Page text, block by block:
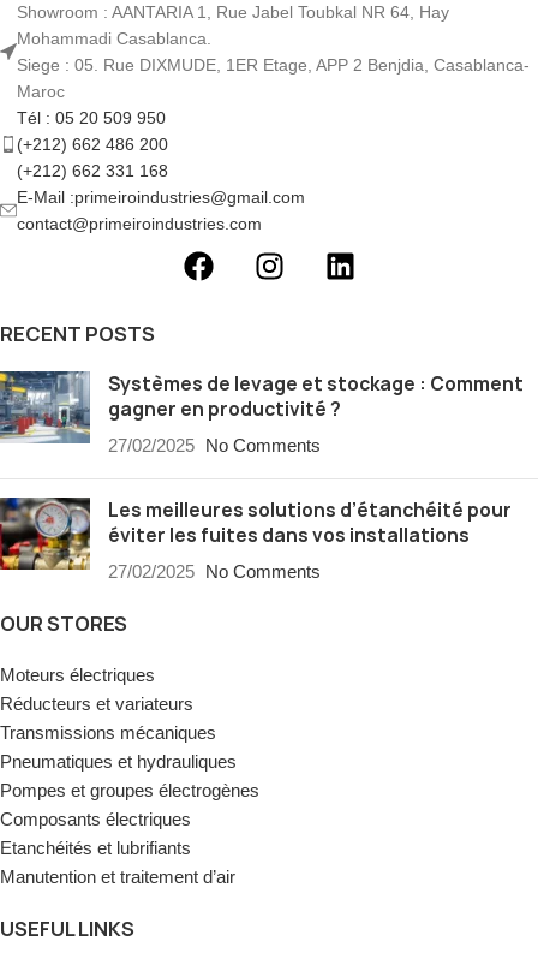
Showroom : AANTARIA 1, Rue Jabel Toubkal NR 64, Hay
Mohammadi Casablanca.
Siege : 05. Rue DIXMUDE, 1ER Etage, APP 2 Benjdia, Casablanca-
Maroc
Tél : 05 20 509 950
(+212) 662 486 200
(+212) 662 331 168
E-Mail :primeiroindustries@gmail.com
contact@primeiroindustries.com
RECENT POSTS
Systèmes de levage et stockage : Comment
gagner en productivité ?
27/02/2025 No Comments
Les meilleures solutions d’étanchéité pour
éviter les fuites dans vos installations
27/02/2025 No Comments
OUR STORES
Moteurs électriques
Réducteurs et variateurs
Transmissions mécaniques
Pneumatiques et hydrauliques
Pompes et groupes électrogènes
Composants électriques
Etanchéités et lubrifiants
Manutention et traitement d’air
USEFUL LINKS